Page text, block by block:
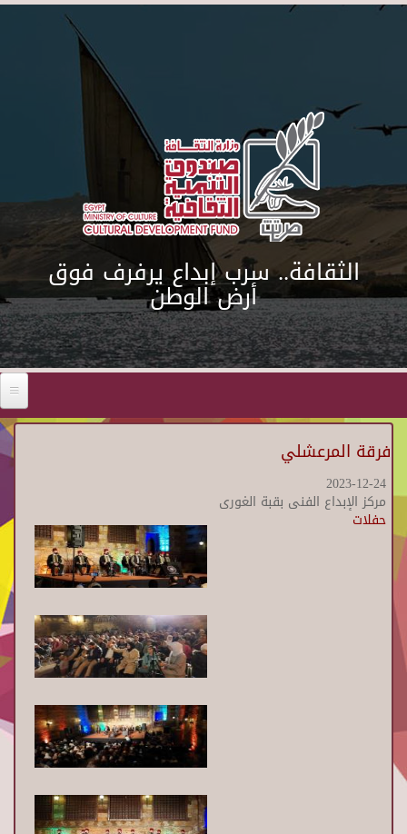
Skip to main content
الثقافة.. سرب إبداع يرفرف فوق
أرض الوطن
فرقة المرعشلي
2023-12-24
مركز الإبداع الفنى بقبة الغورى
حفلات